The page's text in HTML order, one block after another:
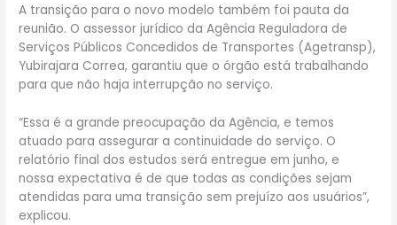
A transição para o novo modelo também foi pauta da
reunião. O assessor jurídico da Agência Reguladora de
Serviços Públicos Concedidos de Transportes (Agetransp),
Yubirajara Correa, garantiu que o órgão está trabalhando
para que não haja interrupção no serviço.
“Essa é a grande preocupação da Agência, e temos
atuado para assegurar a continuidade do serviço. O
relatório final dos estudos será entregue em junho, e
nossa expectativa é de que todas as condições sejam
atendidas para uma transição sem prejuízo aos usuários”,
explicou.